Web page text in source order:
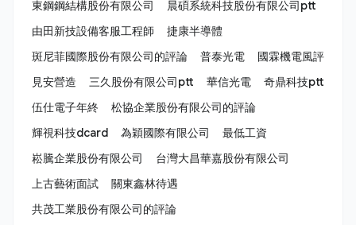
東鋼鋼結構股份有限公司
晨碩系統科技股份有限公司ptt
由田新技設備客服工程師
捷康半導體
斑尼菲國際股份有限公司的評論
普泰光電
國霖機電風評
見安營造
三久股份有限公司ptt 華信光電
奇鼎科技ptt
伍仕電子年終
松協企業股份有限公司的評論
輝視科技dcard
為穎國際有限公司
最低工資
崧騰企業股份有限公司
台灣大昌華嘉股份有限公司
上古藝術面試
關東鑫林待遇
共茂工業股份有限公司的評論